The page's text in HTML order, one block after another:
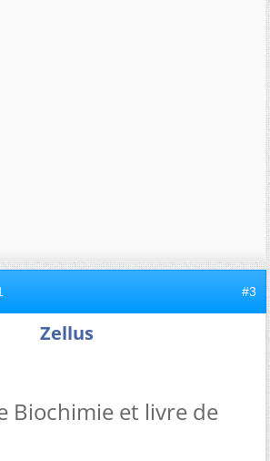
#3
Zellus
Biochimie et livre de